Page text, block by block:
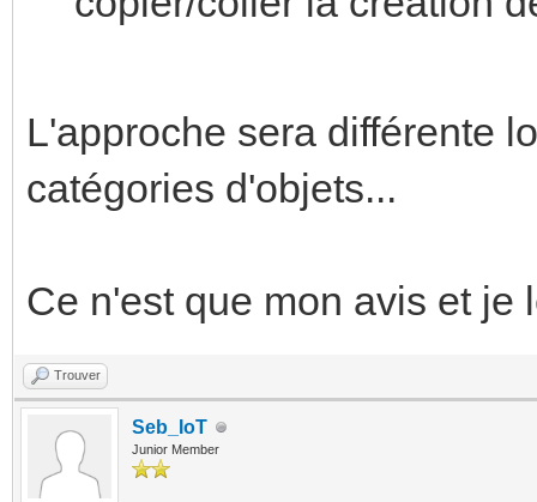
L'approche sera différente
catégories d'objets...
Ce n'est que mon avis et
Trouver
Seb_IoT
Junior Member